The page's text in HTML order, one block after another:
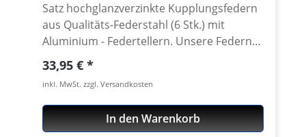
Satz hochglanzverzinkte Kupplungsfedern
aus Qualitäts-Federstahl (6 Stk.) mit
Aluminium - Federtellern. Unsere Federn
entsprechen in der Federrate denen der
Original-Feder, sind jedoch rostfrei
verzinkt. Länge 38mm. Wir bevorzugen
eindeutig einen hochglanzverzinkten
Qualitätsfederstahl, da Edelstahl-Federn
Regulärer Preis:
33,95 €
inkl. MwSt. zzgl. Versandkosten
In den Warenkorb